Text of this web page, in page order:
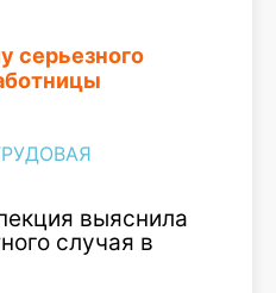
серьезного
выяснила
случая в